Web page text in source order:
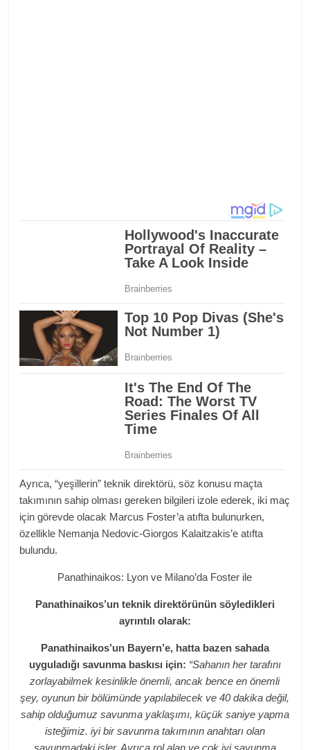
Ayrıca, “yeşillerin” teknik direktörü, söz konusu maçta
takımının sahip olması gereken bilgileri izole ederek, iki maç
için görevde olacak Marcus Foster’a atıfta bulunurken,
özellikle Nemanja Nedovic-Giorgos Kalaitzakis’e atıfta
bulundu.
Panathinaikos: Lyon ve Milano’da Foster ile
Panathinaikos’un teknik direktörünün söyledikleri
ayrıntılı olarak:
Panathinaikos’un Bayern’e, hatta bazen sahada
uyguladığı savunma baskısı için: “Sahanın her tarafını
zorlayabilmek kesinlikle önemli, ancak bence en önemli
şey, oyunun bir bölümünde yapılabilecek ve 40 dakika değil,
sahip olduğumuz savunma yaklaşımı, küçük saniye yapma
isteğimiz. iyi bir savunma takımının anahtarı olan